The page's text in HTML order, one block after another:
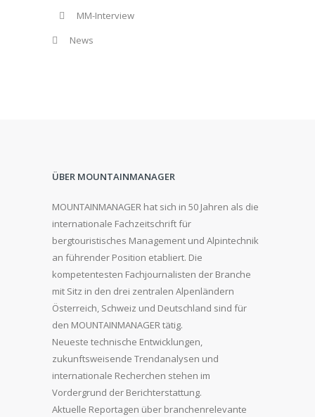
MM-Interview
News
ÜBER MOUNTAINMANAGER
MOUNTAINMANAGER hat sich in 50 Jahren als die
internationale Fachzeitschrift für
bergtouristisches Management und Alpintechnik
an führender Position etabliert. Die
kompetentesten Fachjournalisten der Branche
mit Sitz in den drei zentralen Alpenländern
Österreich, Schweiz und Deutschland sind für
den MOUNTAINMANAGER tätig.
Neueste technische Entwicklungen,
zukunftsweisende Trendanalysen und
internationale Recherchen stehen im
Vordergrund der Berichterstattung.
Aktuelle Reportagen über branchenrelevante